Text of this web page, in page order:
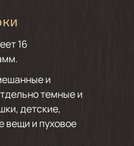
16
и
темные и
детские,
вещи и пуховое